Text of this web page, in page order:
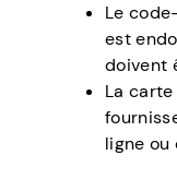
Le
est
doivent
La
ligne ou